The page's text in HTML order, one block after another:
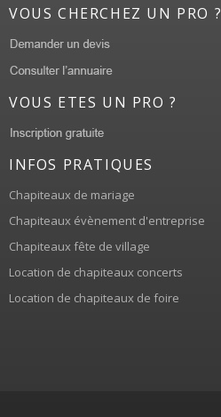
VOUS CHERCHEZ UN PRO ?
VOUS ETES UN PRO ?
INFOS PRATIQUES
Chapiteaux de mariage
Chapiteaux évènement d'entreprise
Chapiteaux fête de village
Location de chapiteaux concerts
Location de chapiteaux de foire